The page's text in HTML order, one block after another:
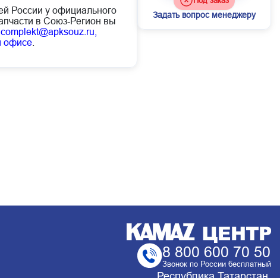
России у официального
в Союз-Регион вы
complekt@apksouz.ru,
офисе
Задать вопрос менеджеру
8 800 600 70 50
Звонок по России бесплатный